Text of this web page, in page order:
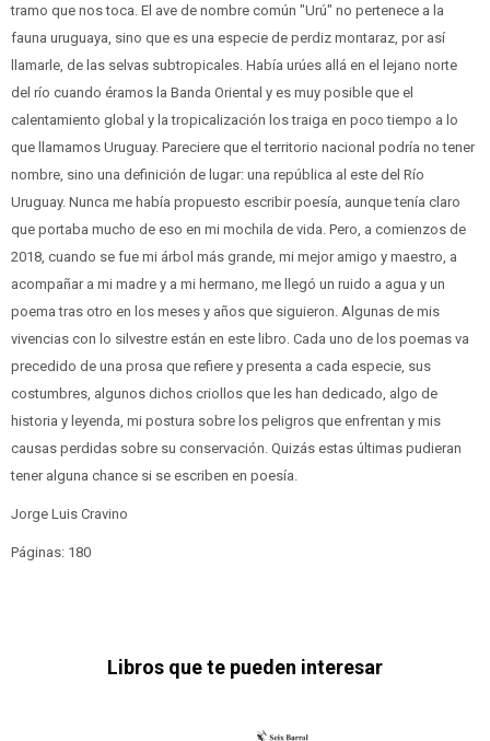
tramo que nos toca. El ave de nombre común "Urú" no pertenece a la
fauna uruguaya, sino que es una especie de perdiz montaraz, por así
llamarle, de las selvas subtropicales. Había urúes allá en el lejano norte
del río cuando éramos la Banda Oriental y es muy posible que el
calentamiento global y la tropicalización los traiga en poco tiempo a lo
que llamamos Uruguay. Pareciere que el territorio nacional podría no tener
nombre, sino una definición de lugar: una república al este del Río
Uruguay. Nunca me había propuesto escribir poesía, aunque tenía claro
que portaba mucho de eso en mi mochila de vida. Pero, a comienzos de
2018, cuando se fue mi árbol más grande, mi mejor amigo y maestro, a
acompañar a mi madre y a mi hermano, me llegó un ruido a agua y un
poema tras otro en los meses y años que siguieron. Algunas de mis
vivencias con lo silvestre están en este libro. Cada uno de los poemas va
precedido de una prosa que refiere y presenta a cada especie, sus
costumbres, algunos dichos criollos que les han dedicado, algo de
historia y leyenda, mi postura sobre los peligros que enfrentan y mis
causas perdidas sobre su conservación. Quizás estas últimas pudieran
tener alguna chance si se escriben en poesía.
Jorge Luis Cravino
Páginas: 180
Libros que te pueden interesar